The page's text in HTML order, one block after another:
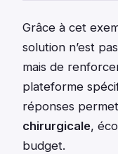
Grâce à cet
solution n’est
mais de
plateforme
réponses
chirurgicale,
budget.